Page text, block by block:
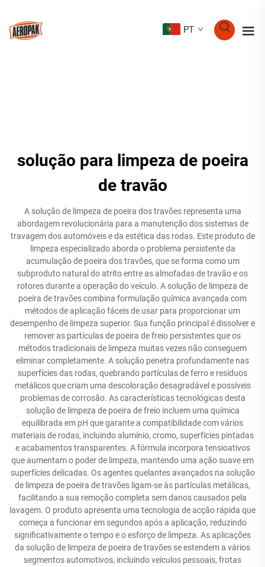
PT
solução para limpeza de poeira
de travão
A solução de limpeza de poeira dos travões representa uma
abordagem revolucionária para a manutenção dos sistemas de
travagem dos automóveis e da estética das rodas. Este produto de
limpeza especializado aborda o problema persistente da
acumulação de poeira dos travões, que se forma como um
subproduto natural do atrito entre as almofadas de travão e os
rotores durante a operação do veículo. A solução de limpeza de
poeira de travões combina formulação química avançada com
métodos de aplicação fáceis de usar para proporcionar um
desempenho de limpeza superior. Sua função principal é dissolver e
remover as partículas de poeira de freio persistentes que os
métodos tradicionais de limpeza muitas vezes não conseguem
eliminar completamente. A solução penetra profundamente nas
superfícies das rodas, quebrando partículas de ferro e resíduos
metálicos que criam uma descoloração desagradável e possíveis
problemas de corrosão. As características tecnológicas desta
solução de limpeza de poeira de freio incluem uma química
equilibrada em pH que garante a compatibilidade com vários
materiais de rodas, incluindo alumínio, cromo, superfícies pintadas
e acabamentos transparentes. A fórmula incorpora tensioativos
que aumentam o poder de limpeza, mantendo uma ação suave em
superfícies delicadas. Os agentes quelantes avançados na solução
de limpeza de poeira de travões ligam-se às partículas metálicas,
facilitando a sua remoção completa sem danos causados pela
lavagem. O produto apresenta uma tecnologia de acção rápida que
começa a funcionar em segundos após a aplicação, reduzindo
significativamente o tempo e o esforço de limpeza. As aplicações
da solução de limpeza de poeira de travões se estendem a vários
segmentos automotivos, incluindo veículos pessoais, frotas